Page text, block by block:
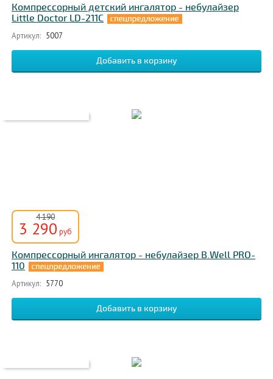
Компрессорный детский ингалятор - небулайзер
Little Doctor LD-211C
Артикул: 5007
4 190
3 290 руб
Компрессорный ингалятор - небулайзер B.Well PRO-
110
Артикул: 5770